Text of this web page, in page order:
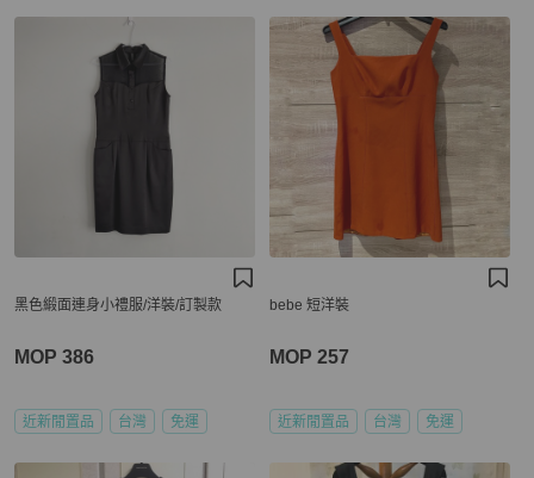
黑色緞面連身小禮服/洋裝/訂製款
MOP 386
近新閒置品 台灣 免運
bebe 短洋裝
MOP 257
近新閒置品 台灣 免運